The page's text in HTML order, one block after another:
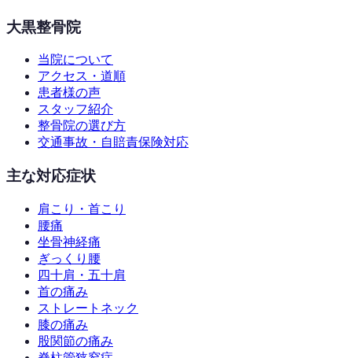
大黒整骨院
当院について
アクセス・道順
患者様の声
スタッフ紹介
整骨院の選び方
交通事故・自賠責保険対応
主な対応症状
肩こり・首こり
腰痛
坐骨神経痛
ぎっくり腰
四十肩・五十肩
首の痛み
ストレートネック
膝の痛み
股関節の痛み